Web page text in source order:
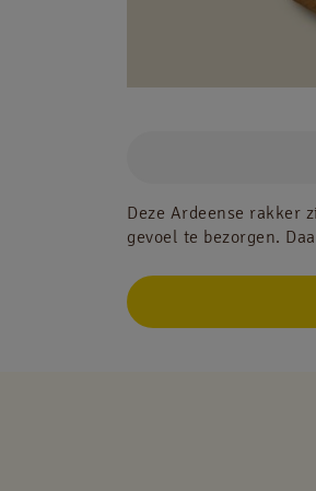
Deze Ardeense rakker
gevoel te bezorgen.